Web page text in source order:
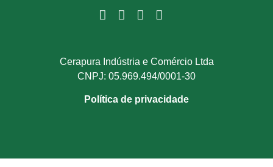
Cerapura Indústria e Comércio Ltda
CNPJ: 05.969.494/0001-30
Política de privacidade